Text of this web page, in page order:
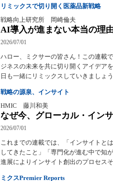
リミックスで切り開く医薬品新戦略
戦略向上研究所 岡崎倫夫
AI導入が進まない本当の理
2026/07/01
ハロー、ミクサーの皆さん！この連載
ジネスの未来を共に切り開くアイデア
日も一緒にリミックスしていきましょう
戦略の源泉、インサイト
HMIC 藤川和美
なぜ今、グローカル・イン
2026/07/01
これまでの連載では、「インサイトと
してきたこと」「専門化が進む中で知
進展によりインサイト創出のプロセス
ミクスPremier Reports